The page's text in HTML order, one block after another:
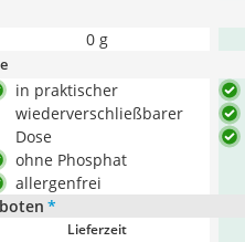
0 g
in praktischer
wiederverschließbarer
Dose
ohne Phosphat
allergenfrei
*
Lieferzeit